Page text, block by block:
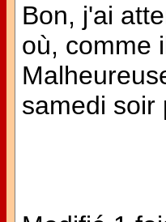
Bon, j'ai
où, comme
samedi